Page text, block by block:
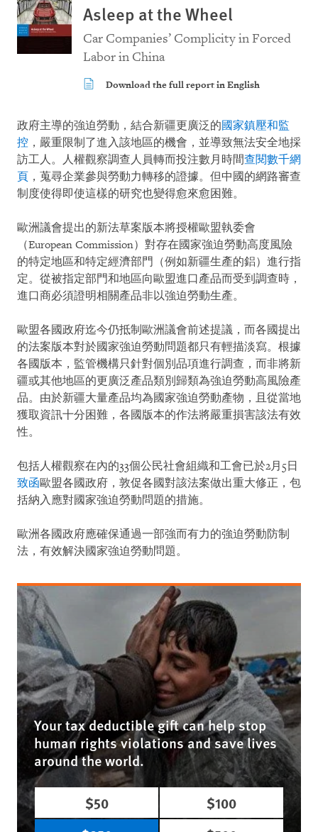
Asleep at the Wheel
Car Companies’ Complicity in Forced
Labor in China
Download the full report in English
政府主導的強迫勞動，結合新疆更廣泛的國家鎮壓和監
控 ，嚴重限制了進入該地區的機會，並導致無法安全地採
訪工人。人權觀察調查人員轉而投注數月時間查閱數千網
頁 ，蒐尋企業參與勞動力轉移的證據。但中國的網路審查
制度使得即使這樣的研究也變得愈來愈困難。
歐洲議會提出的新法草案版本將授權歐盟執委會
（European Commission）對存在國家強迫勞動高度風險
的特定地區和特定經濟部門（例如新疆生產的鋁）進行指
定。從被指定部門和地區向歐盟進口產品而受到調查時，
進口商必須證明相關產品非以強迫勞動生產。
歐盟各國政府迄今仍抵制歐洲議會前述提議，而各國提出
的法案版本對於國家強迫勞動問題都只有輕描淡寫。根據
各國版本，監管機構只針對個別品項進行調查，而非將新
疆或其他地區的更廣泛產品類別歸類為強迫勞動高風險產
品。由於新疆大量產品均為國家強迫勞動產物，且從當地
獲取資訊十分困難，各國版本的作法將嚴重損害該法有效
性。
包括人權觀察在內的33個公民社會組織和工會已於2月5日
致函歐盟各國政府，敦促各國對該法案做出重大修正，包
括納入應對國家強迫勞動問題的措施。
歐洲各國政府應確保通過一部強而有力的強迫勞動防制
法，有效解決國家強迫勞動問題。
Your tax deductible gift can help stop
human rights violations and save lives
around the world.
$50
$100